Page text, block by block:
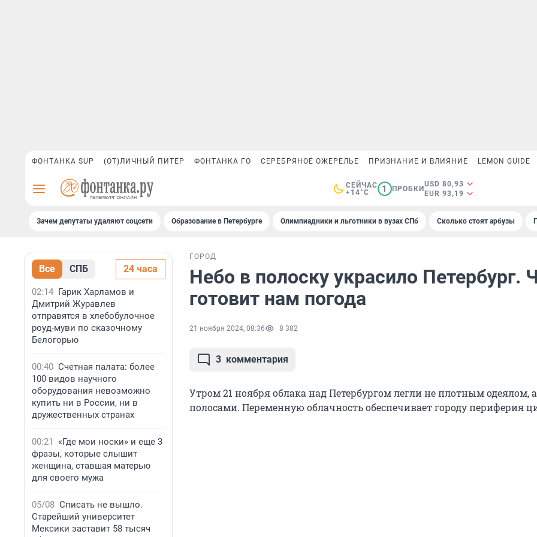
ФОНТАНКА SUP (ОТ)ЛИЧНЫЙ ПИТЕР ФОНТАНКА ГО СЕРЕБРЯНОЕ ОЖЕРЕЛЬЕ ПРИЗНАНИЕ И ВЛИЯНИЕ LEMON GUIDE
СЕЙЧАС
+14°C
1 ПРОБКИ
USD 80,93
EUR 93,19
Зачем депутаты удаляют соцсети Образование в Петербурге Олимпиадники и льготники в вузах СПб Сколько стоят арбузы
Все СПБ 24 часа
02:14 Гарик Харламов и
Дмитрий Журавлев
отправятся в хлебобулочное
роуд-муви по сказочному
Белогорью
00:40 Счетная палата: более
100 видов научного
оборудования невозможно
купить ни в России, ни в
дружественных странах
00:21
«Где мои носки» и еще 3
фразы, которые слышит
женщина, ставшая матерью
для своего мужа
05/08 Списать не вышло.
Старейший университет
Мексики заставит 58 тысяч
ГОРОД
Небо в полоску украсило Петербург.
готовит нам погода
21 ноября 2024, 08:36 8 382
3 комментария
Утром 21 ноября облака над Петербургом легли не плотным одеялом, а
полосами. Переменную облачность обеспечивает городу периферия